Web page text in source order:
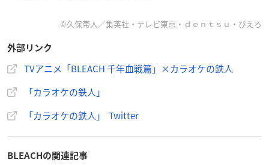
©久保帯人／集英社・テレビ東京・ｄｅｎｔｓｕ・ぴえろ
外部リンク
TVアニメ「BLEACH 千年血戦篇」×カラオケの鉄人
「カラオケの鉄人」
「カラオケの鉄人」 Twitter
BLEACHの関連記事